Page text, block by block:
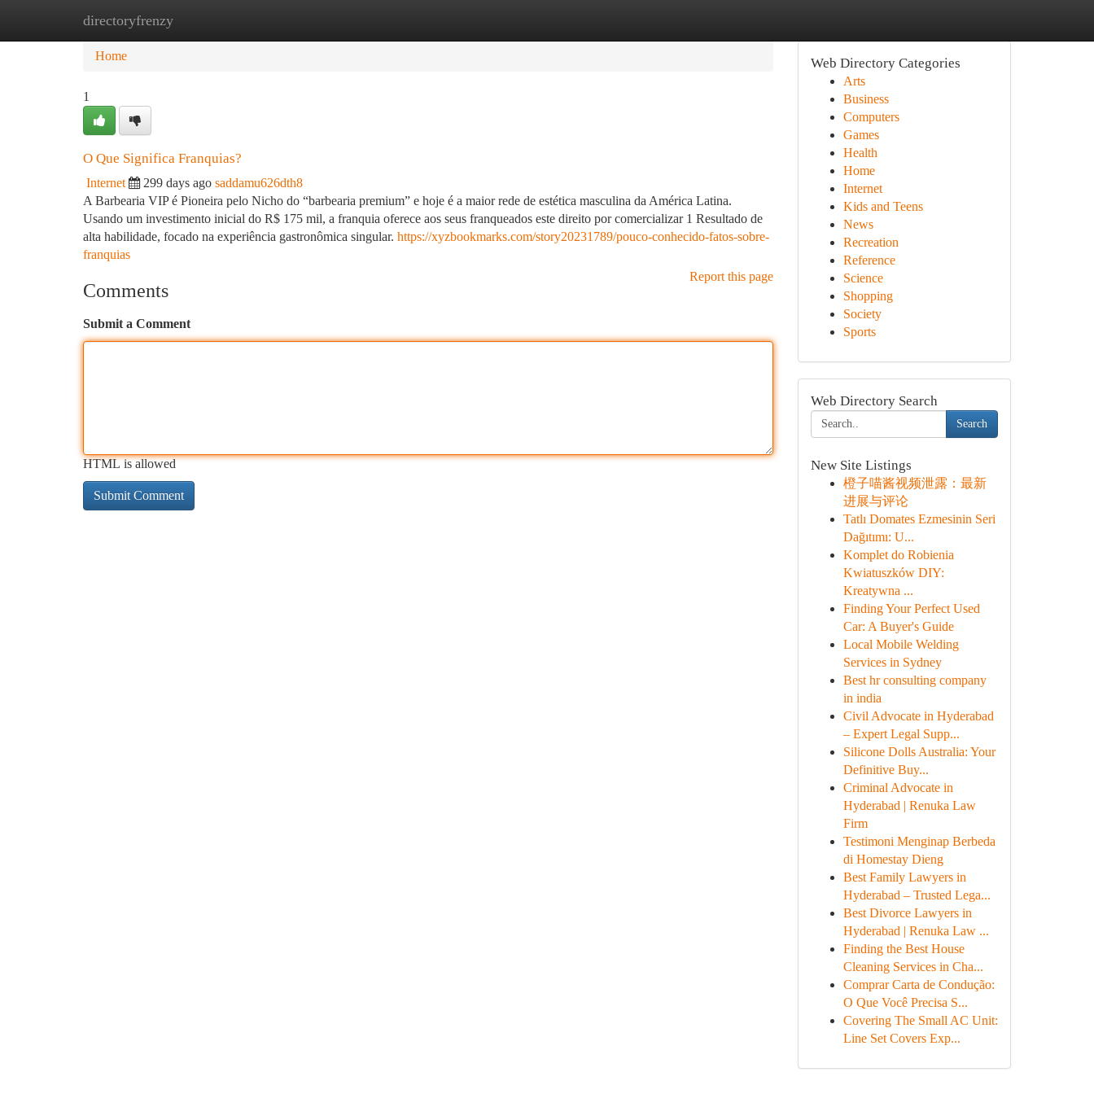
directoryfrenzy
Home New Site Listings
Home
1
O Que Significa Franquias?
Internet 299 days ago saddamu626dth8
A Barbearia VIP é Pioneira pelo Nicho do “barbearia premium” e hoje é a maior rede de estética masculina da América Latina.
Usando um investimento inicial do R$ 175 mil, a franquia oferece aos seus franqueados este direito por comercializar 1 Resultado de
alta habilidade, focado na experiência gastronômica singular. https://xyzbookmarks.com/story20231789/pouco-conhecido-fatos-sobre-
franquias
Report this page
Comments
Submit a Comment
HTML is allowed
Web Directory Categories
Arts
Business
Computers
Games
Health
Home
Internet
Kids and Teens
News
Recreation
Reference
Science
Shopping
Society
Sports
Web Directory Search
Search
New Site Listings
橙子喵酱视频泄露：最新
进展与评论
Tatlı Domates Ezmesinin Seri
Dağıtımı: U...
Komplet do Robienia
Kwiatuszków DIY:
Kreatywna ...
Finding Your Perfect Used
Car: A Buyer's Guide
Local Mobile Welding
Services in Sydney
Best hr consulting company
in india
Civil Advocate in Hyderabad
– Expert Legal Supp...
Silicone Dolls Australia: Your
Definitive Buy...
Criminal Advocate in
Hyderabad | Renuka Law
Firm
Testimoni Menginap Berbeda
di Homestay Dieng
Best Family Lawyers in
Hyderabad – Trusted Lega...
Best Divorce Lawyers in
Hyderabad | Renuka Law ...
Finding the Best House
Cleaning Services in Cha...
Comprar Carta de Condução:
O Que Você Precisa S...
Covering The Small AC Unit:
Line Set Covers Exp...